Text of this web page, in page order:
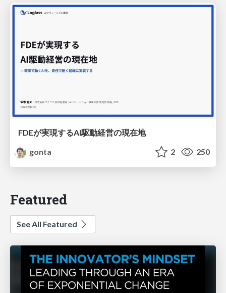
FDEが実現するAI駆動経営の現在地
gonta
2 250
Featured
See All Featured